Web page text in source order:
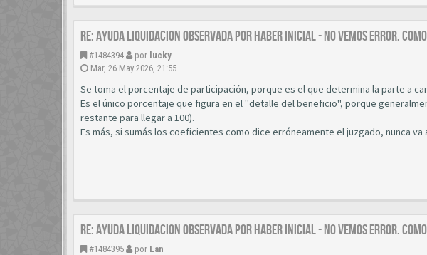
Re: AYUDA LIQUIDACION OBSERVADA POR HABER INICIAL - NO VEMOS ERROR.
#1484394 por lucky
Mar, 26 May 2026, 21:55
Se toma el porcentaje de participación, porque es el que determina la parte a
Es el único porcentaje que figura en el "detalle del beneficio", porque
restante para llegar a 100).
Es más, si sumás los coeficientes como dice erróneamente el juzgado, nunca va
Re: AYUDA LIQUIDACION OBSERVADA POR HABER INICIAL - NO VEMOS ERROR.
#1484395 por Lan